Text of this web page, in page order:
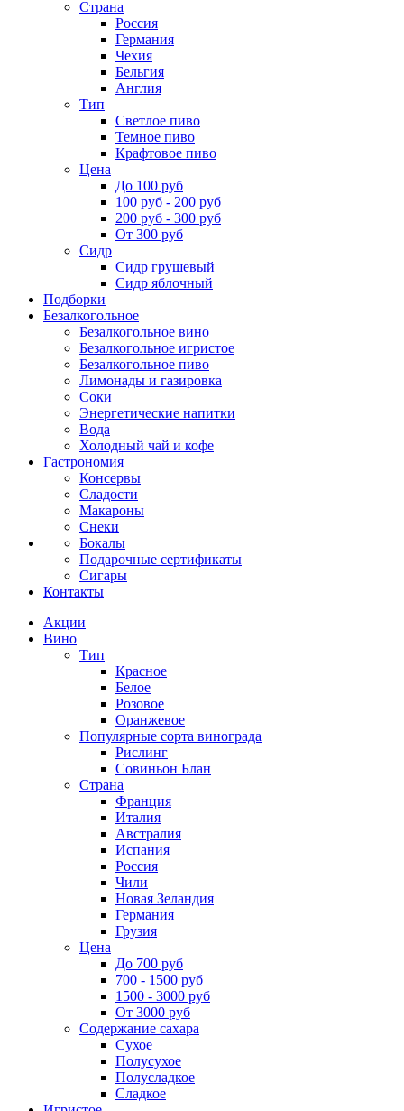
Страна
Россия
Германия
Чехия
Бельгия
Англия
Тип
Светлое пиво
Темное пиво
Крафтовое пиво
Цена
До 100 руб
100 руб - 200 руб
200 руб - 300 руб
От 300 руб
Сидр
Сидр грушевый
Сидр яблочный
Подборки
Безалкогольное
Безалкогольное вино
Безалкогольное игристое
Безалкогольное пиво
Лимонады и газировка
Соки
Энергетические напитки
Вода
Холодный чай и кофе
Гастрономия
Консервы
Сладости
Макароны
Снеки
Бокалы
Подарочные сертификаты
Сигары
Контакты
Акции
Вино
Тип
Красное
Белое
Розовое
Оранжевое
Популярные сорта винограда
Рислинг
Совиньон Блан
Страна
Франция
Италия
Австралия
Испания
Россия
Чили
Новая Зеландия
Германия
Грузия
Цена
До 700 руб
700 - 1500 руб
1500 - 3000 руб
От 3000 руб
Содержание сахара
Сухое
Полусухое
Полусладкое
Сладкое